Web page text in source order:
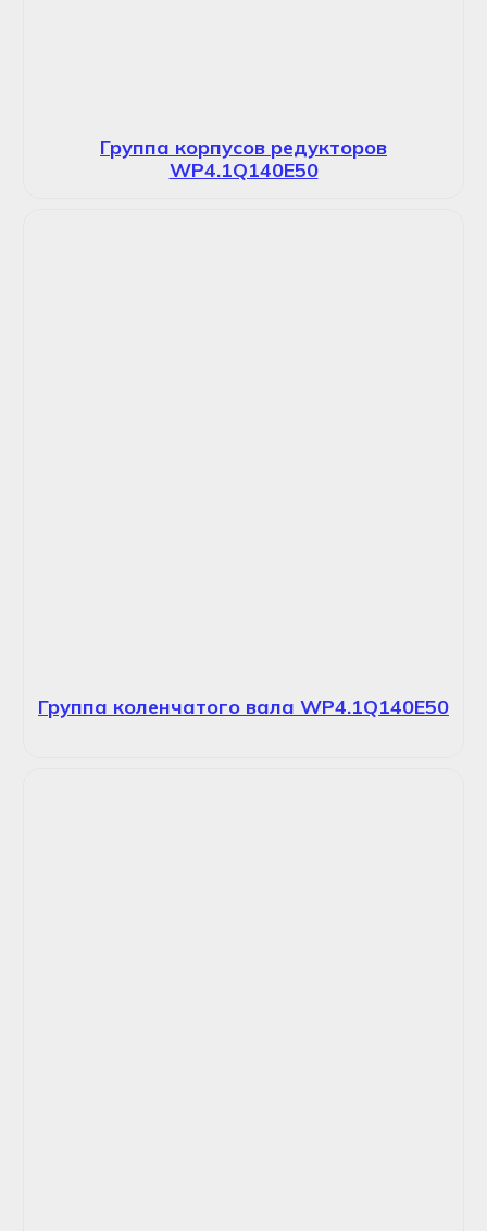
Группа корпусов редукторов
WP4.1Q140E50
Группа коленчатого вала WP4.1Q140E50